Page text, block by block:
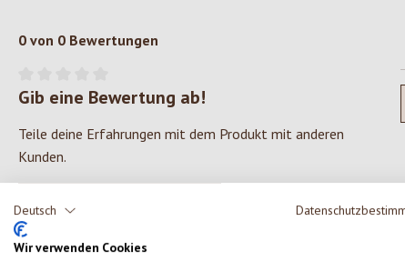
Deutsch
Wir verwenden Cookies
0 von 0 Bewertungen
Durchschnittliche Bewertung von 0 von 5 Sternen
Gib eine Bewertung ab!
Teile deine Erfahrungen mit dem Produkt mit anderen
Kunden.
SCHREIBE EINE BEWERTUNG